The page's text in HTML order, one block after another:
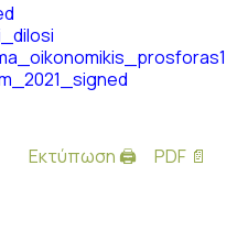
Εκτύπωση 🖨 PDF 📄